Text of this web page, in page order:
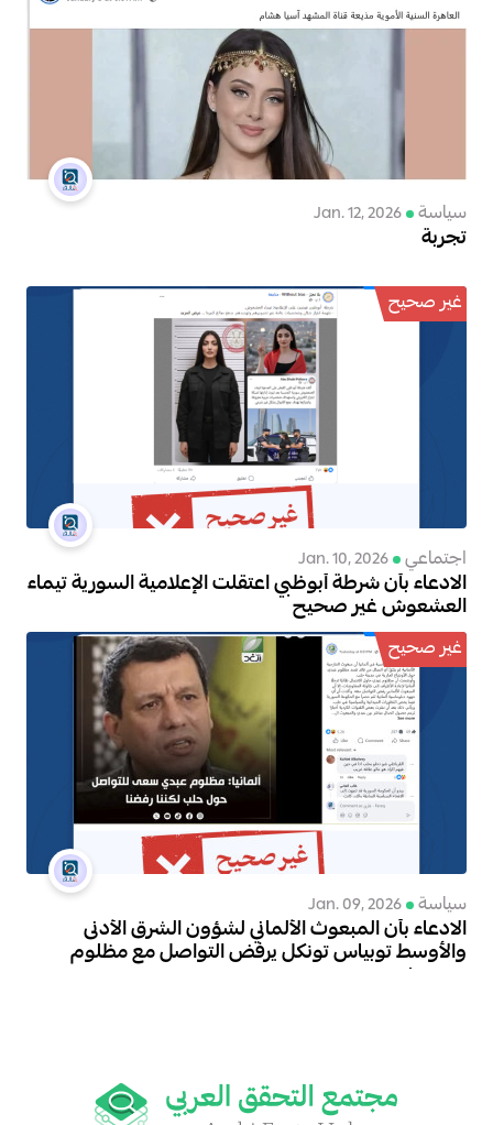
سياسة Jan. 12, 2026
تجربة
غير صحيح
اجتماعي Jan. 10, 2026
الادعاء بأن شرطة أبوظبي اعتقلت الإعلامية السورية تيماء
العشعوش غير صحيح
غير صحيح
سياسة Jan. 09, 2026
الادعاء بأن المبعوث الألماني لشؤون الشرق الأدنى
والأوسط توبياس تونكل يرفض التواصل مع مظلوم
عبدي غير صحيح